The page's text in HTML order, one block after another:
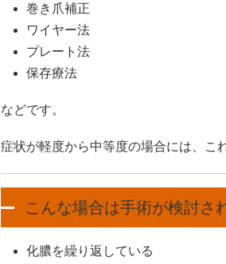
巻き爪補正
ワイヤー法
プレート法
保存療法
などです。
症状が軽度から中等度の場合には、こ
こんな場合は手術が検討さ
化膿を繰り返している